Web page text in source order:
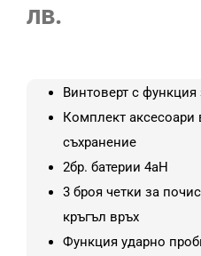
лв..
лв.
/
89.91
лв..
Винтоверт с
Комплект аксесоари
съхранение
2бр. батерии 4aH
3 броя четки за
кръгъл връх
Функция ударно